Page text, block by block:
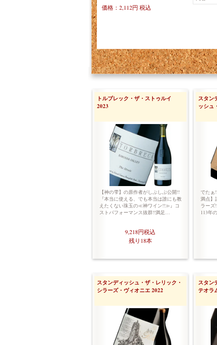
価格：2,112円 税込
トルブレック・ザ・ストゥルイ
2023
【神の雫】の原作者がしぶしぶ公開!!
『本当に使える、でも本当は誰にも教
えたくない珠玉の≪神ワイン!!≫』コ
ストパフォーマンス抜群!!満足…
9,218円税込
残り18本
スタン
ッシュ
でたぁ
満点】
ラー
113年
スタンディッシュ・ザ・レリック・
シラーズ・ヴィオニエ 2022
スタン
テオラ